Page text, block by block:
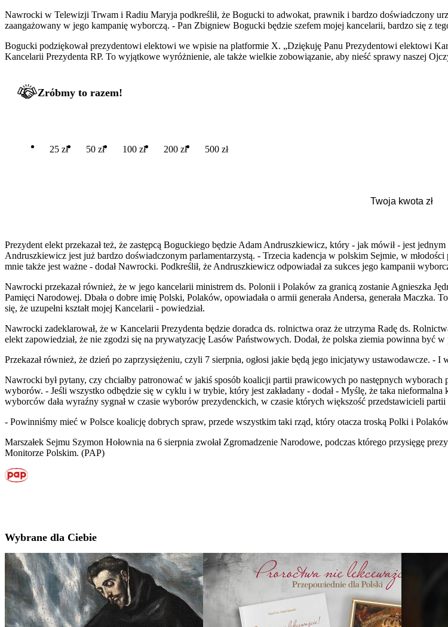
Nawrocki w Telewizji Trwam i Radiu Maryja podkreślił, że Bogucki to adwokat, prawnik i bardzo doświadczony
zaangażowany w jego kampanię wyborczą. - Pan Zbigniew Bogucki będzie szefem mojej kancelarii, bardzo się z
Bogucki podziękował prezydentowi elektowi we wpisie na platformie X. „Dziękuję Panu Prezydentowi elektowi
Kancelarii Prezydenta RP. To wyjątkowe wyróżnienie, ale także wielkie zobowiązanie, aby nieść sprawy naszej
Zróbmy to razem!
25 zł 50 zł 100 zł 200 zł 500 zł
Prezydent elekt przekazał też, że zastępcą Boguckiego będzie Adam Andruszkiewicz, który - jak mówił - jest
Andruszkiewicz jest już bardzo doświadczonym parlamentarzystą. - Trzecia kadencja w polskim Sejmie, w
mnie także jest ważne - dodał Nawrocki. Podkreślił, że Andruszkiewicz odpowiadał za sukces jego kampanii
Nawrocki przekazał również, że w jego kancelarii ministrem ds. Polonii i Polaków za granicą zostanie Agnieszka
Pamięci Narodowej. Dbała o dobre imię Polski, Polaków, opowiadała o armii generała Andersa, generała Maczka.
się, że uzupełni kształt mojej Kancelarii - powiedział.
Nawrocki zadeklarował, że w Kancelarii Prezydenta będzie doradca ds. rolnictwa oraz że utrzyma Radę ds.
elekt zapowiedział, że nie zgodzi się na prywatyzację Lasów Państwowych. Dodał, że polska ziemia powinna być
Przekazał również, że dzień po zaprzysiężeniu, czyli 7 sierpnia, ogłosi jakie będą jego inicjatywy ustawodawcze. -
Nawrocki był pytany, czy chciałby patronować w jakiś sposób koalicji partii prawicowych po następnych wyborach
wyborów. - Jeśli wszystko odbędzie się w cyklu i w trybie, który jest zakładany - dodał - Myślę, że taka
wyborców dała wyraźny sygnał w czasie wyborów prezydenckich, w czasie których większość przedstawicieli
- Powinniśmy mieć w Polsce koalicję dobrych spraw, przede wszystkim taki rząd, który otacza troską Polki i
Marszałek Sejmu Szymon Hołownia na 6 sierpnia zwołał Zgromadzenie Narodowe, podczas którego przysięgę
Monitorze Polskim. (PAP)
Wybrane dla Ciebie